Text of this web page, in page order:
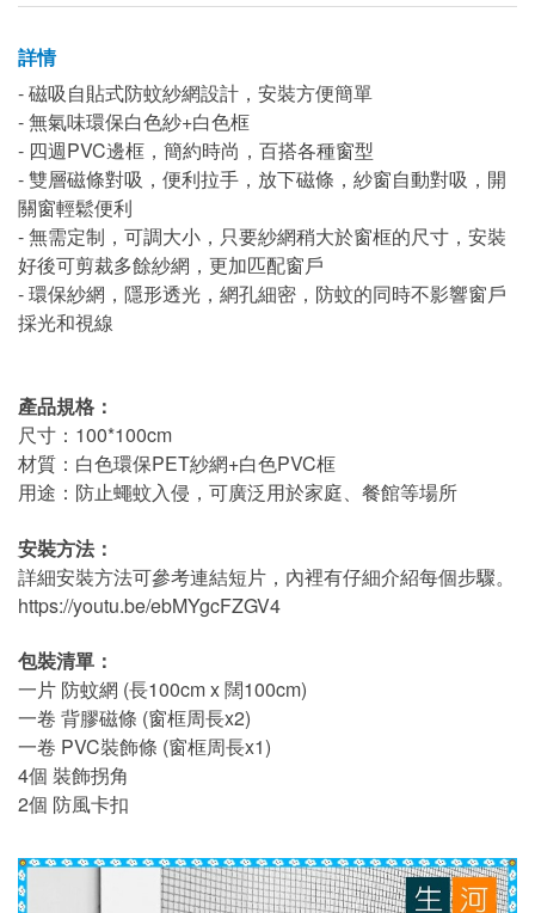
詳情
- 磁吸自貼式防蚊紗網設計，安裝方便簡單
- 無氣味環保白色紗+白色框
- 四週PVC邊框，簡約時尚，百搭各種窗型
- 雙層磁條對吸，便利拉手，放下磁條，紗窗自動對吸，開
關窗輕鬆便利
- 無需定制，可調大小，只要紗網稍大於窗框的尺寸，安裝
好後可剪裁多餘紗網，更加匹配窗戶
- 環保紗網，隱形透光，網孔細密，防蚊的同時不影響窗戶
採光和視線
產品規格：
尺寸：100*100cm
材質：白色環保PET紗網+白色PVC框
用途：防止蠅蚊入侵，可廣泛用於家庭、餐館等場所
安裝方法：
詳細安裝方法可參考連結短片，內裡有仔細介紹每個步驟。
https://youtu.be/ebMYgcFZGV4
包裝清單：
一片 防蚊網 (長100cm x 闊100cm)
一卷 背膠磁條 (窗框周長x2)
一卷 PVC裝飾條 (窗框周長x1)
4個 裝飾拐角
2個 防風卡扣